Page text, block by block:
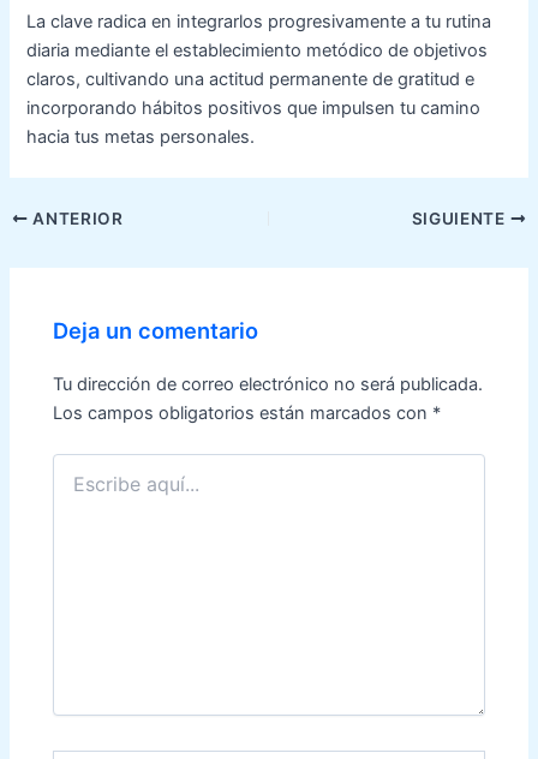
La clave radica en integrarlos progresivamente a tu rutina
diaria mediante el establecimiento metódico de objetivos
claros, cultivando una actitud permanente de gratitud e
incorporando hábitos positivos que impulsen tu camino
hacia tus metas personales.
Navegación
entradas
ANTERIOR SIGUIENTE
Deja un comentario
Tu dirección de correo electrónico no será publicada.
Los campos obligatorios están marcados con *
Escribe
aquí...